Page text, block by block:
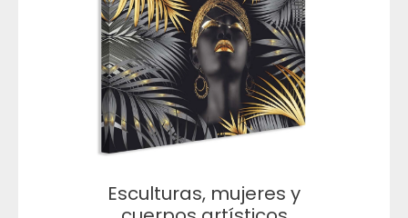
Esculturas, mujeres y